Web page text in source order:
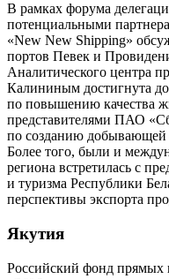
В рамках форума
потенциальными
«New New Shipping»
портов Певек и
Аналитического центра
Калининым достигнута
по повышению качества
представителями ПАО
по созданию
Более того, были и
региона встретилась с
и туризма Республики
перспективы экспорта
Якутия
Российский фонд